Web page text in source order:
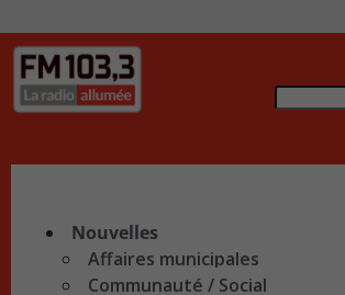
Nouvelles
Affaires municipales
Communauté / Social